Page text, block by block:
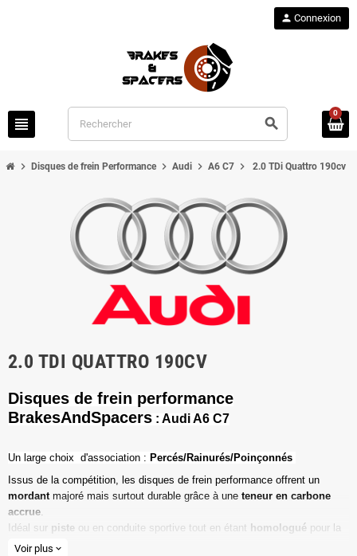
view_headline search
person Connexion
0
chevron_right Disques de frein Performance chevron_right Audi chevron_right A6 C7 chevron_right 2.0 TDi Quattro 190cv
2.0 TDI QUATTRO 190CV
Disques de frein performance
BrakesAndSpacers : Audi A6 C7
Un l arge choix d'association : Percés/Rainurés/Poinçonnés
Issus de la compétition, les disques de frein performance offrent un
mordant majoré mais surtout durable grâce à une teneur en carbone
accrue.
Idéal sur piste ou en conduite sportive tout en étant homologué pour la
route ouverte.
Voir plus expand_more